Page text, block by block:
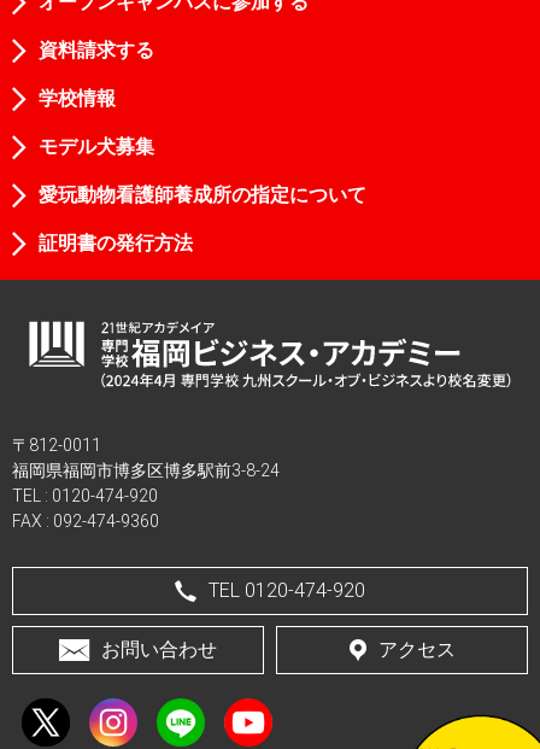
資料請求する
学校情報
モデル犬募集
愛玩動物看護師養成所の指定について
証明書の発行方法
〒812-0011
福岡県福岡市博多区博多駅前3-8-24
TEL : 0120-474-920
FAX : 092-474-9360
TEL 0120-474-920
お問い合わせ アクセス